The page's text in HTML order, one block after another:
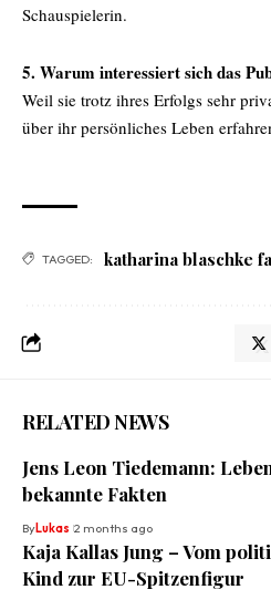
Schauspielerin.
5. Warum interessiert sich das
Weil sie trotz ihres Erfolgs sehr
über ihr persönliches Leben
TAGGED: katharina blaschke
RELATED NEWS
Jens Leon Tiedemann:
bekannte Fakten
ByLukas 2 months ago
Kaja Kallas Jung – Vom
Kind zur EU-Spitzenfigur